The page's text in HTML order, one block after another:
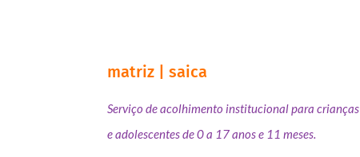
matriz | saica
Serviço de acolhimento institucional para crianças
e adolescentes de 0 a 17 anos e 11 meses.